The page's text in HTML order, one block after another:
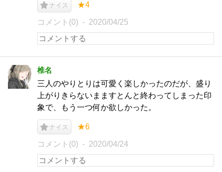
ナイス ★4
コメント(0) 2020/04/25
椎名
三人のやりとりは可愛く楽しかったのだが、盛り
上がりきらないまますとんと終わってしまった印
象で、もう一つ何か欲しかった。
ナイス ★6
コメント(0) 2020/04/24